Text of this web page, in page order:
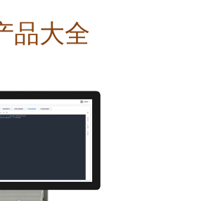
品大全